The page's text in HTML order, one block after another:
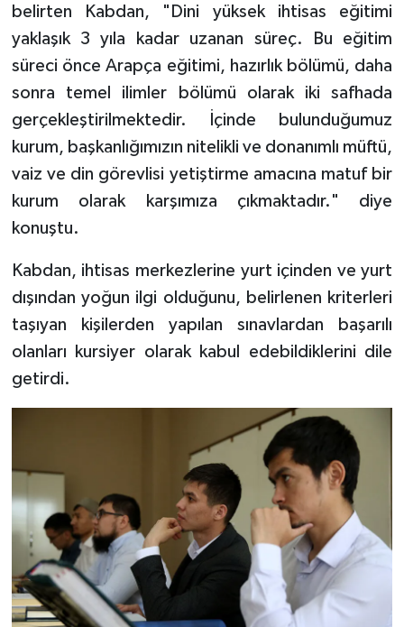
belirten Kabdan, "Dini yüksek ihtisas eğitimi
yaklaşık 3 yıla kadar uzanan süreç. Bu eğitim
süreci önce Arapça eğitimi, hazırlık bölümü, daha
sonra temel ilimler bölümü olarak iki safhada
gerçekleştirilmektedir. İçinde bulunduğumuz
kurum, başkanlığımızın nitelikli ve donanımlı müftü,
vaiz ve din görevlisi yetiştirme amacına matuf bir
kurum olarak karşımıza çıkmaktadır." diye
konuştu.
Kabdan, ihtisas merkezlerine yurt içinden ve yurt
dışından yoğun ilgi olduğunu, belirlenen kriterleri
taşıyan kişilerden yapılan sınavlardan başarılı
olanları kursiyer olarak kabul edebildiklerini dile
getirdi.
Erzincan Müftülüğü
Eskişehir Müftülüğü
Gaziantep Müftülüğü
Giresun Müftülüğü
Gümüşhane Müftülüğü
Hatay Müftülüğü
Iğdır Müftülüğü
İstanbul Müftülüğü
İzmir Müftülüğü
Kahramanmaraş Müftülüğü
Karabük Müftülüğü